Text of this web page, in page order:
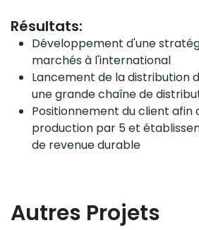
Résultats:
Développement d'une
marchés à l'international
Lancement de la distribution
une grande chaîne de
Positionnement du client afin
production par 5 et
de revenue durable
Autres Projets